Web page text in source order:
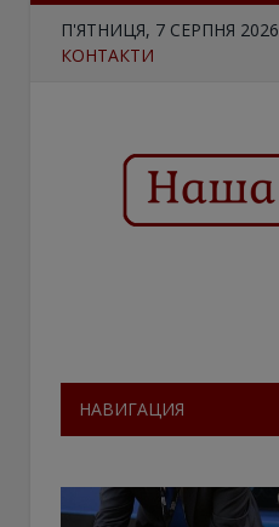
П'ЯТНИЦЯ, 7 СЕРПНЯ 2026
КОНТАКТИ
НАВИГАЦИЯ